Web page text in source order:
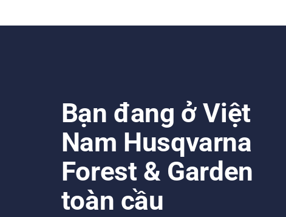
Bạn đang ở Việt
Nam Husqvarna
Forest & Garden
toàn cầu